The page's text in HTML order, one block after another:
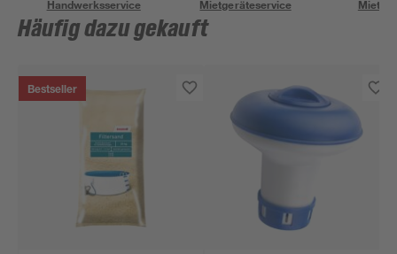
Handwerksservice Mietgeräteservice
Häufig dazu gekauft
Bestseller